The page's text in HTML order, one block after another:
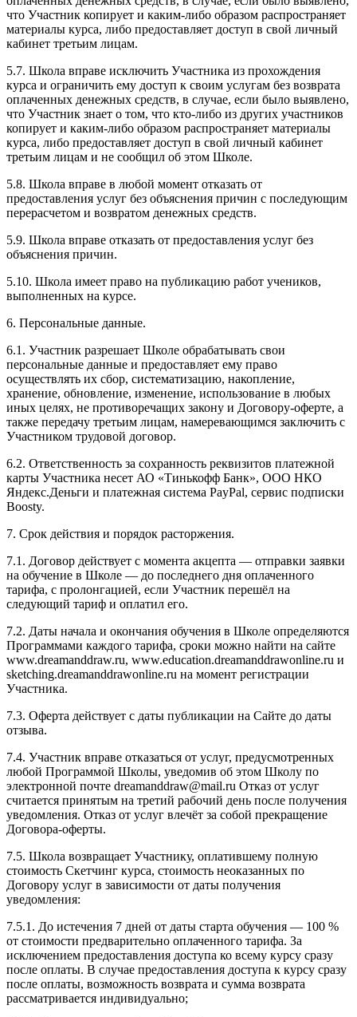
что Участник копирует и каким-либо образом распространяет
материалы курса, либо предоставляет доступ в свой личный
кабинет третьим лицам.
5.7. Школа вправе исключить Участника из прохождения
курса и ограничить ему доступ к своим услугам без возврата
оплаченных денежных средств, в случае, если было выявлено,
что Участник знает о том, что кто-либо из других участников
копирует и каким-либо образом распространяет материалы
курса, либо предоставляет доступ в свой личный кабинет
третьим лицам и не сообщил об этом Школе.
5.8. Школа вправе в любой момент отказать от
предоставления услуг без объяснения причин с последующим
перерасчетом и возвратом денежных средств.
5.9. Школа вправе отказать от предоставления услуг без
объяснения причин.
5.10. Школа имеет право на публикацию работ учеников,
выполненных на курсе.
6. Персональные данные.
6.1. Участник разрешает Школе обрабатывать свои
персональные данные и предоставляет ему право
осуществлять их сбор, систематизацию, накопление,
хранение, обновление, изменение, использование в любых
иных целях, не противоречащих закону и Договору-оферте, а
также передачу третьим лицам, намеревающимся заключить с
Участником трудовой договор.
6.2. Ответственность за сохранность реквизитов платежной
карты Участника несет АО «Тинькофф Банк», ООО НКО
Яндекс.Деньги и платежная система PayPal, сервис подписки
Boosty.
7. Срок действия и порядок расторжения.
7.1. Договор действует с момента акцепта — отправки заявки
на обучение в Школе — до последнего дня оплаченного
тарифа, с пролонгацией, если Участник перешёл на
следующий тариф и оплатил его.
7.2. Даты начала и окончания обучения в Школе определяются
Программами каждого тарифа, сроки можно найти на сайте
www.dreamanddraw.ru, www.education.dreamanddrawonline.ru и
sketching.dreamanddrawonline.ru на момент регистрации
Участника.
7.3. Оферта действует с даты публикации на Сайте до даты
отзыва.
7.4. Участник вправе отказаться от услуг, предусмотренных
любой Программой Школы, уведомив об этом Школу по
электронной почте dreamanddraw@mail.ru Отказ от услуг
считается принятым на третий рабочий день после получения
уведомления. Отказ от услуг влечёт за собой прекращение
Договора-оферты.
7.5. Школа возвращает Участнику, оплатившему полную
стоимость Скетчинг курса, стоимость неоказанных по
Договору услуг в зависимости от даты получения
уведомления:
7.5.1. До истечения 7 дней от даты старта обучения — 100 %
от стоимости предварительно оплаченного тарифа. За
исключением предоставления доступа ко всему курсу сразу
после оплаты. В случае предоставления доступа к курсу сразу
после оплаты, возможность возврата и сумма возврата
рассматривается индивидуально;